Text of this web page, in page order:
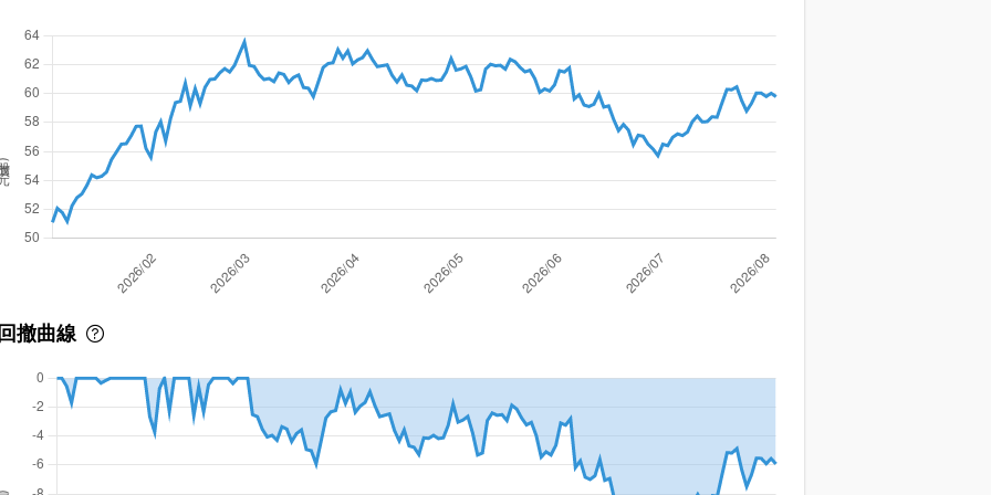
(元)
撤曲線